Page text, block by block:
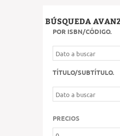
BÚSQUEDA
POR ISBN/CÓDIGO.
TÍTULO/SUBTÍTULO.
PRECIOS